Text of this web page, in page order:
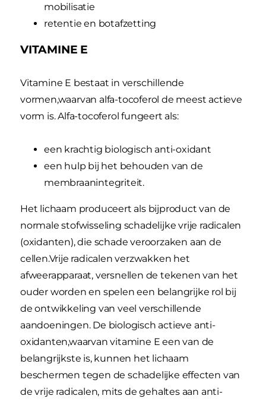
mobilisatie
retentie en botafzetting
VITAMINE E
Vitamine E bestaat in verschillende
vormen,waarvan alfa-tocoferol de meest actieve
vorm is. Alfa-tocoferol fungeert als:
een krachtig biologisch anti-oxidant
een hulp bij het behouden van de
membraanintegriteit.
Het lichaam produceert als bijproduct van de
normale stofwisseling schadelijke vrije radicalen
(oxidanten), die schade veroorzaken aan de
cellen.Vrije radicalen verzwakken het
afweerapparaat, versnellen de tekenen van het
ouder worden en spelen een belangrijke rol bij
de ontwikkeling van veel verschillende
aandoeningen. De biologisch actieve anti-
oxidanten,waarvan vitamine E een van de
belangrijkste is, kunnen het lichaam
beschermen tegen de schadelijke effecten van
de vrije radicalen, mits de gehaltes aan anti-